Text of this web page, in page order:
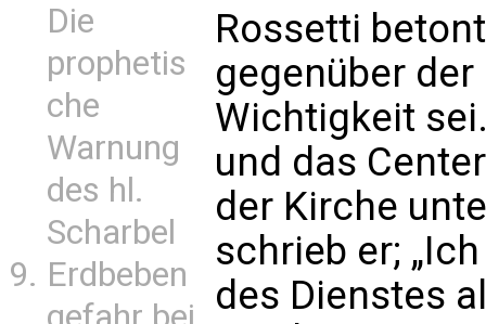
Die
prophetis
che
Warnung
des hl.
Scharbel
Erdbeben
Rossetti
gegenüber
Wichtigkeit
und das
der Kirche
schrieb er;
des Dienstes